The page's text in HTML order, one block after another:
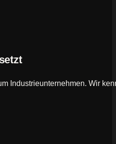
Industrieunternehmen. Wir